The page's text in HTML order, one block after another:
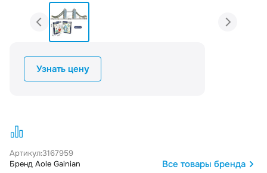
Узнать цену
Артикул:3167959
Бренд Aole Gainian
Все товары бренда